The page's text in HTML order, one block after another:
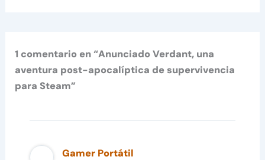
1 comentario en “Anunciado Verdant, una
aventura post-apocalíptica de supervivencia
para Steam”
Gamer Portátil